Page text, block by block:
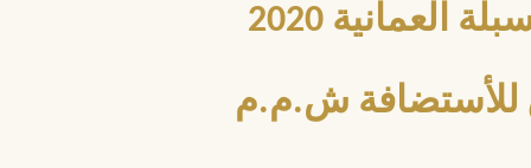
2020
للأستضافة ش.م.م